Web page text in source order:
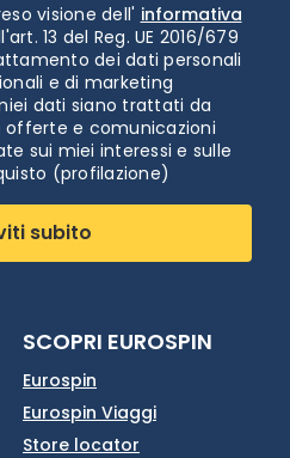
visione dell' informativa
13 del Reg. UE 2016/679
dei dati personali
e di marketing
dati siano trattati da
offerte e comunicazioni
sui miei interessi e sulle
(profilazione)
subito
SCOPRI EUROSPIN
Eurospin
Eurospin Viaggi
Store locator